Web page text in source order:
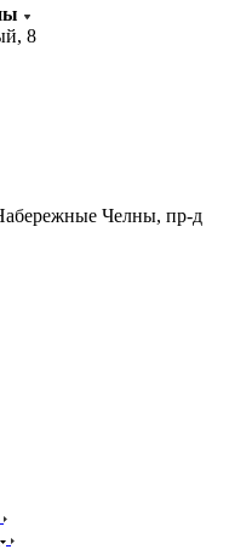
8
Челны, пр-д